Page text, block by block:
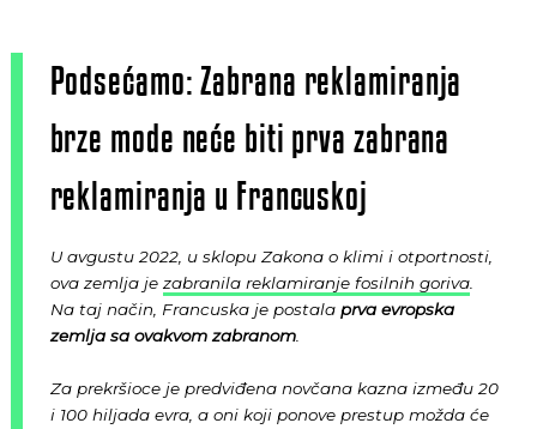
Podsećamo: Zabrana reklamiranja
brze mode neće biti prva zabrana
reklamiranja u Francuskoj
U avgustu 2022, u sklopu Zakona o klimi i otportnosti,
ova zemlja je zabranila reklamiranje fosilnih goriva.
Na taj način, Francuska je postala prva evropska
zemlja sa ovakvom zabranom.
Za prekršioce je predviđena novčana kazna između 20
i 100 hiljada evra, a oni koji ponove prestup možda će